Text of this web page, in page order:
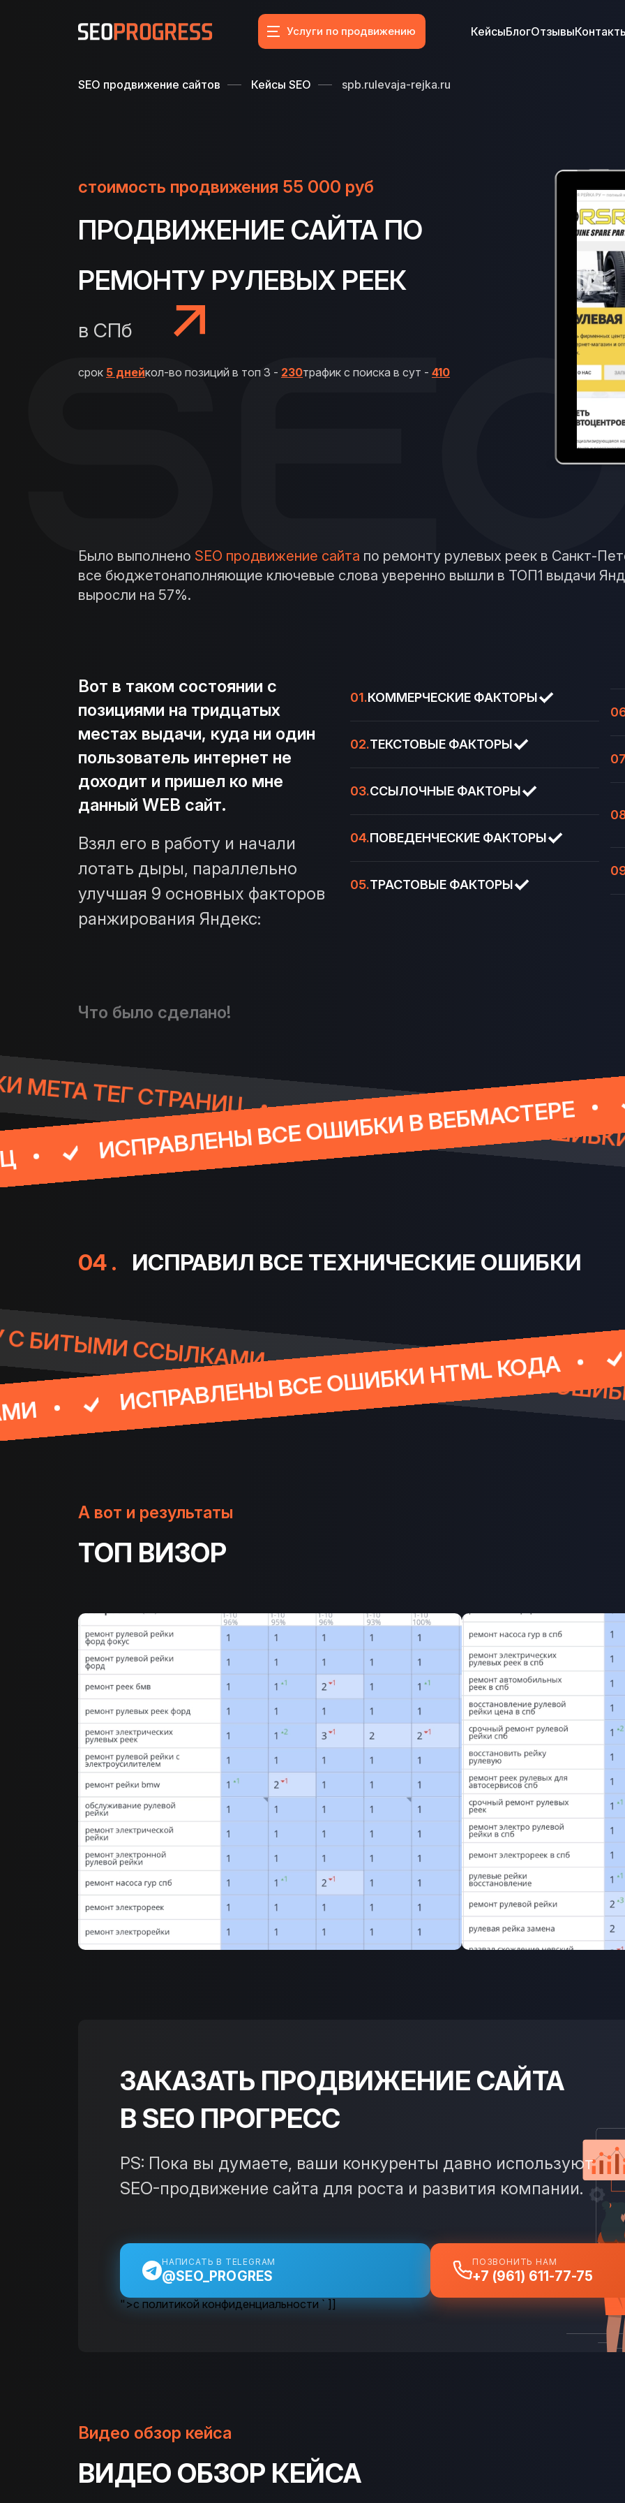
Услуги по продвижению КейсыБлогОтзывы
SEO продвижение сайтов Кейсы SEO spb.rulevaja-rejka.ru
стоимость продвижения 55 000 руб
ПРОДВИЖЕНИЕ САЙТА ПО
РЕМОНТУ РУЛЕВЫХ РЕЕК
в СПб
срок 5 днейкол-во позиций в топ 3 - 230трафик с поиска в сут - 410
Было выполнено SEO продвижение сайта по ремонту рулевых реек в Санкт-
все бюджетонаполняющие ключевые слова уверенно вышли в ТОП1 выдачи
выросли на 57%.
Вот в таком состоянии с
позициями на тридцатых
местах выдачи, куда ни один
пользователь интернет не
доходит и пришел ко мне
данный WEB сайт.
Взял его в работу и начали
лотать дыры, параллельно
улучшая 9 основных факторов
ранжирования Яндекс:
01.КОММЕРЧЕСКИЕ ФАКТОРЫ
02.ТЕКСТОВЫЕ ФАКТОРЫ
03.ССЫЛОЧНЫЕ ФАКТОРЫ
04.ПОВЕДЕНЧЕСКИЕ ФАКТОРЫ
05.ТРАСТОВЫЕ ФАКТОРЫ
Что было сделано!
ОШИБКИ МЕТА ТЕГ СТРАНИЦ
ВСЕ ОШИБКИ В ВЕБМАСТЕРЕ
04 . ИСПРАВИЛ ВСЕ ТЕХНИЧЕСКИЕ ОШИБКИ
ПРОБЛЕМУ С БИТЫМИ ССЫЛКАМИ
ВСЕ ОШИБКИ HTML КОДА
А вот и результаты
ТОП ВИЗОР
ЗАКАЗАТЬ ПРОДВИЖЕНИЕ САЙТА
В SEO ПРОГРЕСС
PS: Пока вы думаете, ваши конкуренты давно используют
SEO-продвижение сайта для роста и развития компании.
НАПИСАТЬ В TELEGRAM
@SEO_PROGRES
ПОЗВОНИТЬ НАМ
+7 (961) 611-77-75
">с политикой конфиденциальности` ]]
Видео обзор кейса
ВИДЕО ОБЗОР КЕЙСА